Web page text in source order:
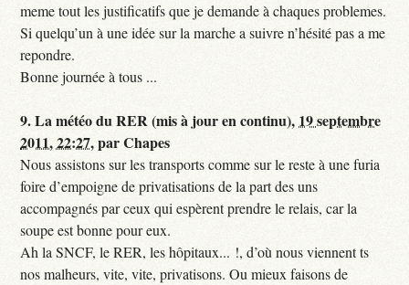
meme tout les justificatifs que je demande à chaques problemes.
Si quelqu’un à une idée sur la marche a suivre n’hésité pas a me
repondre.
Bonne journée à tous ...
9.La météo du RER (mis à jour en continu), 19 septembre
2011, 22:27,parChapes
Nous assistons sur les transports comme sur le reste à une furia
foire d’empoigne de privatisations de la part des uns
accompagnés par ceux qui espèrent prendre le relais, car la
soupe est bonne pour eux.
Ah la SNCF, le RER, les hôpitaux... !, d’où nous viennent ts
nos malheurs, vite, vite, privatisons. Ou mieux faisons de